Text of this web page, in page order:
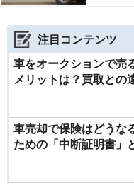
注目コンテンツ
車をオークションで売
メリットは？買取との
車売却で保険はどうな
ための「中断証明書」